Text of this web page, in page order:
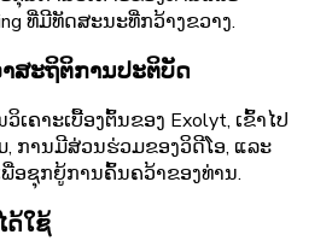
ທີ່ມີທັດສະນະທີ່ກວ້າງຂວາງ.
ສະຖິຕິການປະຕິບັດ
ເຄາະເບື້ອງຕົ້ນຂອງ Exolyt, ເຂົ້າໄປ
ການມີສ່ວນຮ່ວມຂອງວິດີໂອ, ແລະ
ອຊຸກຍູ້ການຄົ້ນຄວ້າຂອງທ່ານ.
ດ້ໃຊ້